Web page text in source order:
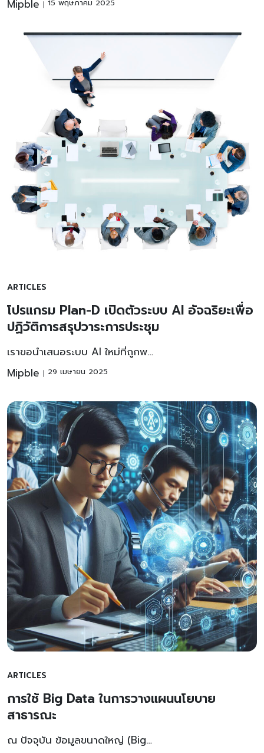
Mipble 15 พฤษภาคม 2025
ARTICLES
โปรแกรม Plan-D เปิดตัวระบบ AI อัจฉริยะเพื่อ
ปฏิวัติการสรุปวาระการประชุม
เราขอนำเสนอระบบ AI ใหม่ที่ถูกพ…
Mipble
29 เมษายน 2025
ARTICLES
การใช้ Big Data ในการวางแผนนโยบาย
สาธารณะ
ณ ปัจจุบัน ข้อมูลขนาดใหญ่ (Big…